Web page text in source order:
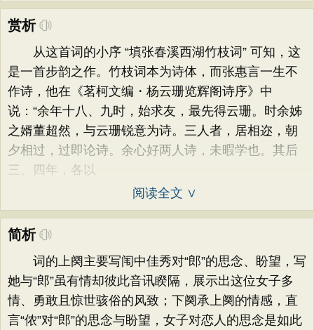
赏析
从这首词的小序 “填张春溪西湖竹枝词” 可知，这
是一首步韵之作。竹枝词本为诗体，而张惠言一生不
作诗，他在《茗柯文编・杨云珊览辉阁诗序》中
说：“余年十八、九时，始求友，最先得云珊。时余姊
之婿董超然，与云珊锐意为诗。三人者，居相迩，朝
夕相过，过即论诗。余心好两人诗，未暇学也。其后
三、四年，各以
阅读全文 ∨
简析
词的上阕主要写闱中佳秀对“郎”的思念、盼望，写
她与“郎”虽有情却彼此音讯睽隔，展示出这位女子多
情、勇敢且惊世骇俗的风致；下阕承上阕的情感，直
言“侬”对“郎”的思念与盼望，女子对恋人的思念是如此